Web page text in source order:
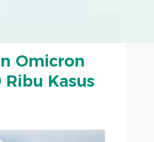
Omicron
Ribu Kasus